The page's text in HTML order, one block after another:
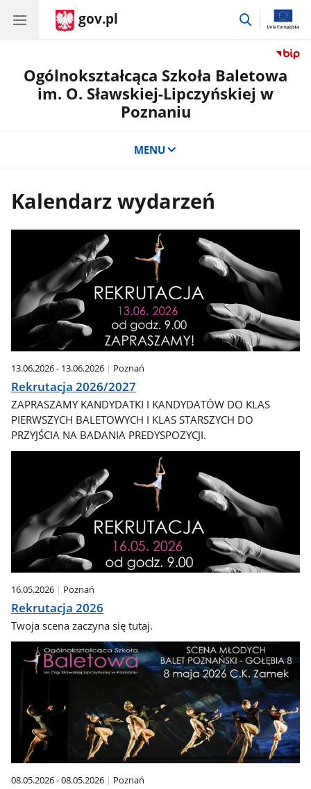
gov.pl
przejdź
Ogólnokształcąca Szkoła Baletowa
im. O. Sławskiej-Lipczyńskiej w
Poznaniu
MENU
Kalendarz wydarzeń
13.06.2026 - 13.06.2026 Poznań
Rekrutacja 2026/2027
ZAPRASZAMY KANDYDATKI I KANDYDATÓW DO KLAS
PIERWSZYCH BALETOWYCH I KLAS STARSZYCH DO
PRZYJŚCIA NA BADANIA PREDYSPOZYCJI.
16.05.2026 Poznań
Rekrutacja 2026
Twoja scena zaczyna się tutaj.
08.05.2026 - 08.05.2026 Poznań